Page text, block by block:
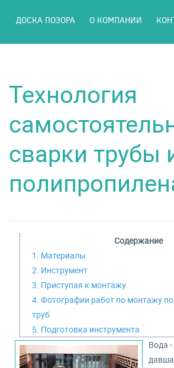
ДОСКА ПОЗОРА О КОМПАНИИ
Технология
сварки трубы
Содержание
1. Материалы
2. Инструмент
3. Приступая к монтажу
4. Фотографии работ по монтажу
труб
5. Подготовка инструмента
Вода -